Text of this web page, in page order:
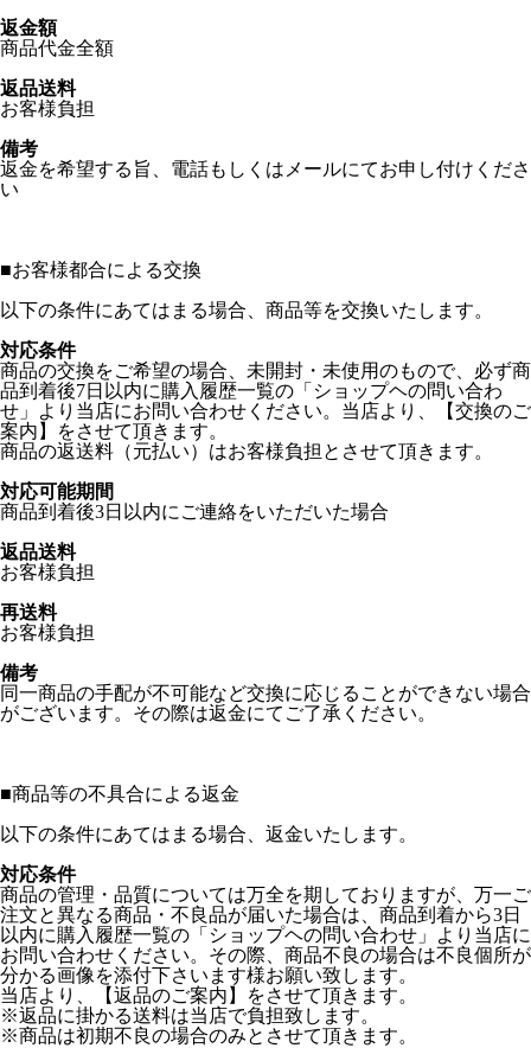
返金額
商品代金全額
返品送料
お客様負担
備考
返金を希望する旨、電話もしくはメールにてお申し付けくださ
い
■お客様都合による交換
以下の条件にあてはまる場合、商品等を交換いたします。
対応条件
商品の交換をご希望の場合、未開封・未使用のもので、必ず商
品到着後7日以内に購入履歴一覧の「ショップヘの問い合わ
せ」より当店にお問い合わせください。当店より、【交換のご
案内】をさせて頂きます。
商品の返送料（元払い）はお客様負担とさせて頂きます。
対応可能期間
商品到着後3日以内にご連絡をいただいた場合
返品送料
お客様負担
再送料
お客様負担
備考
同一商品の手配が不可能など交換に応じることができない場合
がございます。その際は返金にてご了承ください。
■商品等の不具合による返金
以下の条件にあてはまる場合、返金いたします。
対応条件
商品の管理・品質については万全を期しておりますが、万一ご
注文と異なる商品・不良品が届いた場合は、商品到着から3日
以内に購入履歴一覧の「ショップヘの問い合わせ」より当店に
お問い合わせください。その際、商品不良の場合は不良個所が
分かる画像を添付下さいます様お願い致します。
当店より、【返品のご案内】をさせて頂きます。
※返品に掛かる送料は当店で負担致します。
※商品は初期不良の場合のみとさせて頂きます。